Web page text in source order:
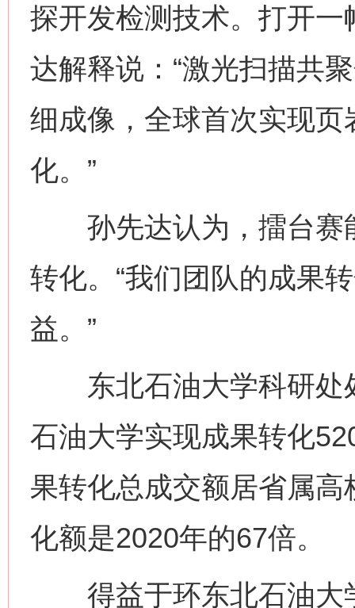
探开发检测技术。打开
达解释说：“激光扫描共
细成像，全球首次实现
化。”
孙先达认为，擂台赛
转化。“我们团队的成果
益。”
东北石油大学科研处
石油大学实现成果转化
果转化总成交额居省属
化额是2020年的67倍。
得益于环东北石油大